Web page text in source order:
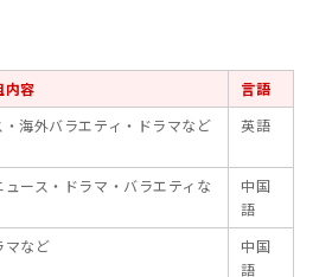
内容
言語
・海外バラエティ・ドラマなど 英語
ュース・ドラマ・バラエティな
中国
語
マなど
中国
語